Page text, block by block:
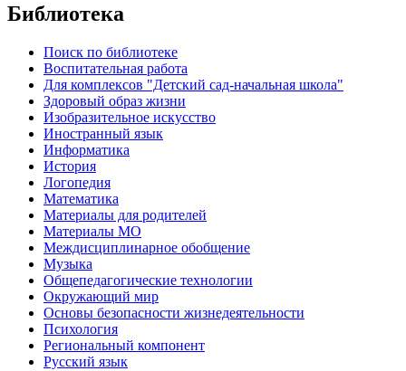
Библиотека
Поиск по библиотеке
Воспитательная работа
Для комплексов "Детский сад-начальная школа"
Здоровый образ жизни
Изобразительное искусство
Иностранный язык
Информатика
История
Логопедия
Математика
Материалы для родителей
Материалы МО
Междисциплинарное обобщение
Музыка
Общепедагогические технологии
Окружающий мир
Основы безопасности жизнедеятельности
Психология
Региональный компонент
Русский язык